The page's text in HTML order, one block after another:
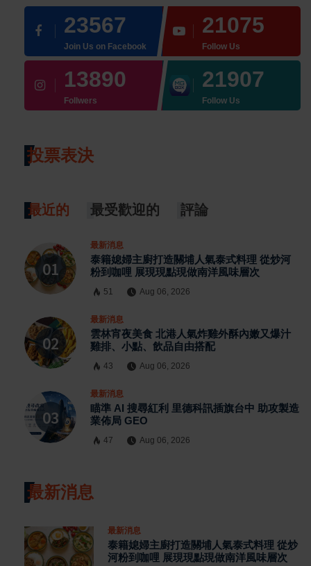
23567
Join Us on Facebook
21075
Follow Us
13890
Follwers
21907
Follow Us
投票表決
最近的 最受歡迎的 評論
最新消息
泰籍媳婦主廚打造關埔人氣泰式料理 從炒河
粉到咖哩 展現現點現做南洋風味層次
51 Aug 06, 2026
最新消息
雲林宵夜美食 北港人氣炸雞外酥內嫩又爆汁
雞排、小點、飲品自由搭配
43 Aug 06, 2026
最新消息
瞄準 AI 搜尋紅利 里德科訊插旗台中 助攻製造
業佈局 GEO
47 Aug 06, 2026
最新消息
最新消息
泰籍媳婦主廚打造關埔人氣泰式料理 從炒
河粉到咖哩 展現現點現做南洋風味層次